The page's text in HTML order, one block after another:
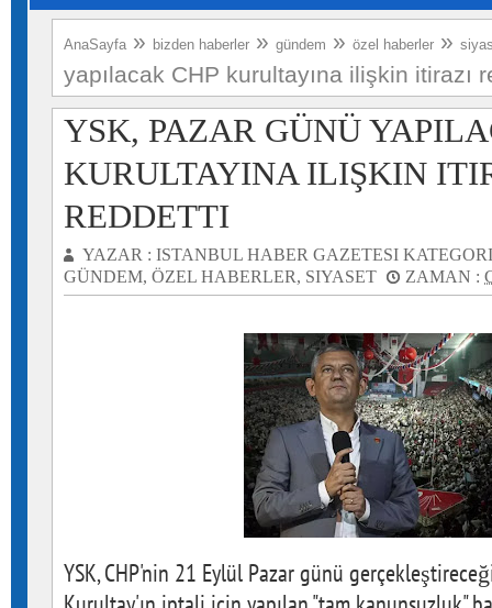
AnaSayfa » bizden haberler » gündem » özel haberler »
yapılacak CHP kurultayına ilişkin itirazı
YSK, PAZAR GÜNÜ
KURULTAYINA ILIŞKIN
REDDETTI
YAZAR : ISTANBUL HABER GAZETESI
GÜNDEM, ÖZEL HABERLER, SIYASET ZAMAN :
YSK, CHP'nin 21 Eylül Pazar günü